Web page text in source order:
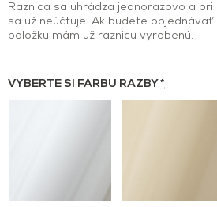
Raznica sa uhrádza jednorazovo a
sa už neúčtuje. Ak budete
položku mám už raznicu vyrobenú.
VYBERTE SI FARBU RAZBY *